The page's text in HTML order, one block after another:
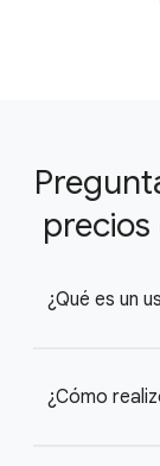
¿Qué es un
¿Cómo